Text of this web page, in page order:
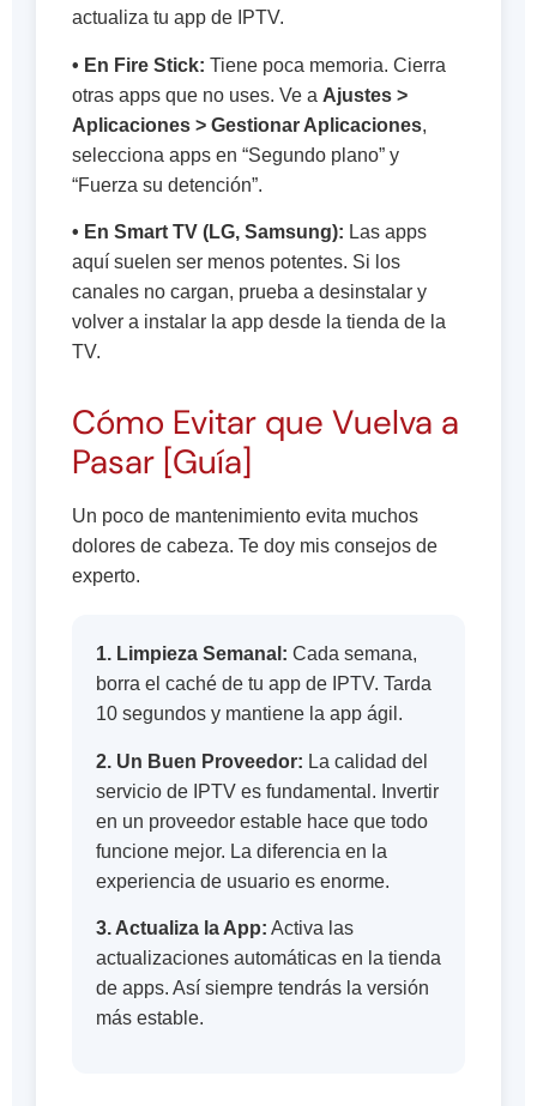
actualiza tu app de IPTV.
• En Fire Stick: Tiene poca memoria. Cierra
otras apps que no uses. Ve a Ajustes >
Aplicaciones > Gestionar Aplicaciones,
selecciona apps en “Segundo plano” y
“Fuerza su detención”.
• En Smart TV (LG, Samsung): Las apps
aquí suelen ser menos potentes. Si los
canales no cargan, prueba a desinstalar y
volver a instalar la app desde la tienda de la
TV.
Cómo Evitar que Vuelva a
Pasar [Guía]
Un poco de mantenimiento evita muchos
dolores de cabeza. Te doy mis consejos de
experto.
1. Limpieza Semanal: Cada semana,
borra el caché de tu app de IPTV. Tarda
10 segundos y mantiene la app ágil.
2. Un Buen Proveedor: La calidad del
servicio de IPTV es fundamental. Invertir
en un proveedor estable hace que todo
funcione mejor. La diferencia en la
experiencia de usuario es enorme.
3. Actualiza la App: Activa las
actualizaciones automáticas en la tienda
de apps. Así siempre tendrás la versión
más estable.